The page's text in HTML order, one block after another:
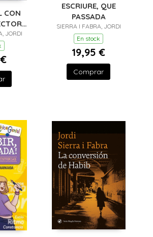
CON
16)
JORDI
ESCRIURE, QUE
PASSADA
SIERRA I FABRA, JORDI
En stock
19,95 €
Comprar